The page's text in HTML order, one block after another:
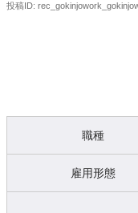
投稿ID:
職種
雇用形態